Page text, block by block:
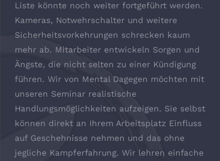
Liste könnte noch weiter fortgeführt werden.
Kameras, Notwehrschalter und weitere
Sicherheitsvorkehrungen schrecken kaum
mehr ab. Mitarbeiter entwickeln Sorgen und
Ängste, die nicht selten zu einer Kündigung
führen. Wir von Mental Dagegen möchten mit
unseren Seminar realistische
Handlungsmöglichkeiten aufzeigen. Sie selbst
können direkt an Ihrem Arbeitsplatz Einfluss
auf Geschehnisse nehmen und das ohne
jegliche Kampferfahrung. Wir lehren einfache